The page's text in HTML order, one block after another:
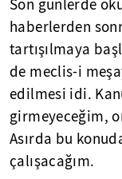
Son günlerde
haberlerden
tartışılmaya
de meclis-i
edilmesi idi.
girmeyeceğim,
Asırda bu
çalışacağım.